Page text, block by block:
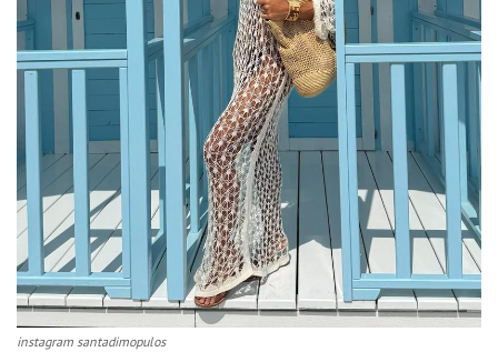
instagram santadimopulos